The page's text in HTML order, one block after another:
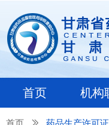
首页 机构
ꅀ